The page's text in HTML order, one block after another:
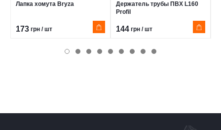
Лапка хомута Bryza
173 грн / шт
Держатель трубы ПВХ L160
Profil
144 грн / шт